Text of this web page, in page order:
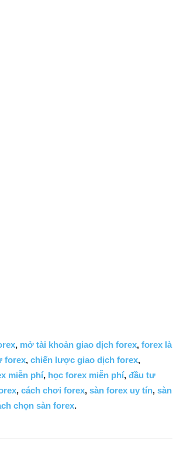
, mở tài khoản giao dịch forex, forex là
forex, chiến lược giao dịch forex,
miễn phí, học forex miễn phí, đầu tư
, cách chơi forex, sàn forex uy tín, sàn
chọn sàn forex.